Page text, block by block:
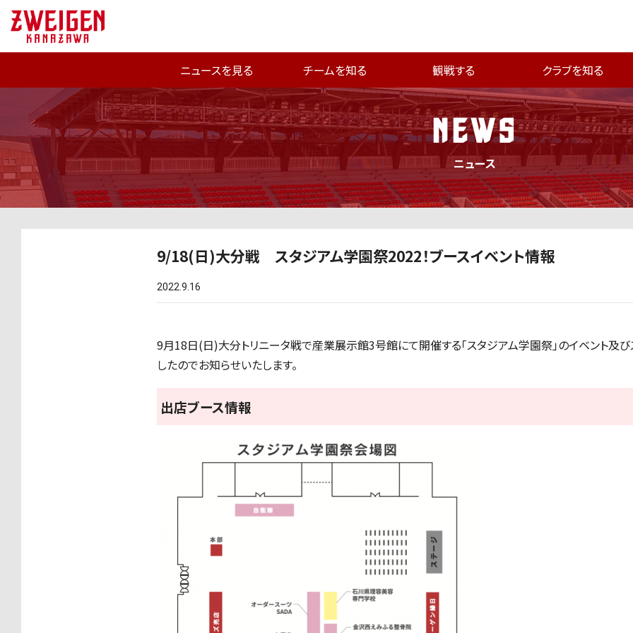
ニュースを見る チームを知る 観戦する クラブを知る
NEWS
ニュース
9/18(日)大分戦 スタジアム学園祭2022！ブースイベント情報
2022.9.16
9月18日(日)大分トリニータ戦で産業展示館3号館にて開催する「スタジアム学園祭」のイベント及
したのでお知らせいたします。
出店ブース情報